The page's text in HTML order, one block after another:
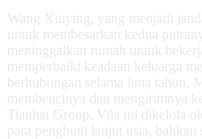
Wang Xiuying, yang menjadi
untuk membesarkan kedua
meninggalkan rumah untuk
memperbaiki keadaan keluarga
berhubungan selama lima tahun.
membencinya dan mengirimnya
Tianhai Group. Vila ini dikelola
para penghuni lanjut usia,